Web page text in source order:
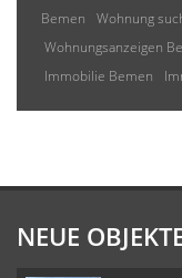
Bemen
Wohnung
Wohnungsanzeigen
Immobilie Bemen
NEUE